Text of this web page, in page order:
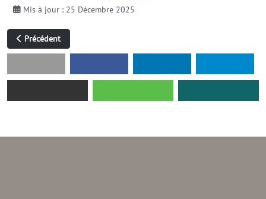
Mis à jour : 25 Décembre 2025
Article précédent : Balance 2
Précédent